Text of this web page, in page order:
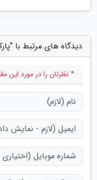
دیدگاه های مرتبط با
* نظرتان را در مورد این